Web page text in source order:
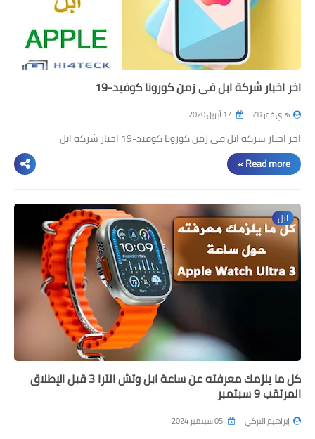
اخر اخبار شركة ابل في زمن كورونا كوفيد-19
هاي فور تك
اخر اخبار شركة ابل في زمن كورونا كوفيد-19 اخبار شركة ابل
Read more »
ابل
كل ما يلزمك معرفته عن ساعة ابل وتش الترا 3 قبل الإطلاق
المرتقب 9 سبتمبر
إبراهيم التركي